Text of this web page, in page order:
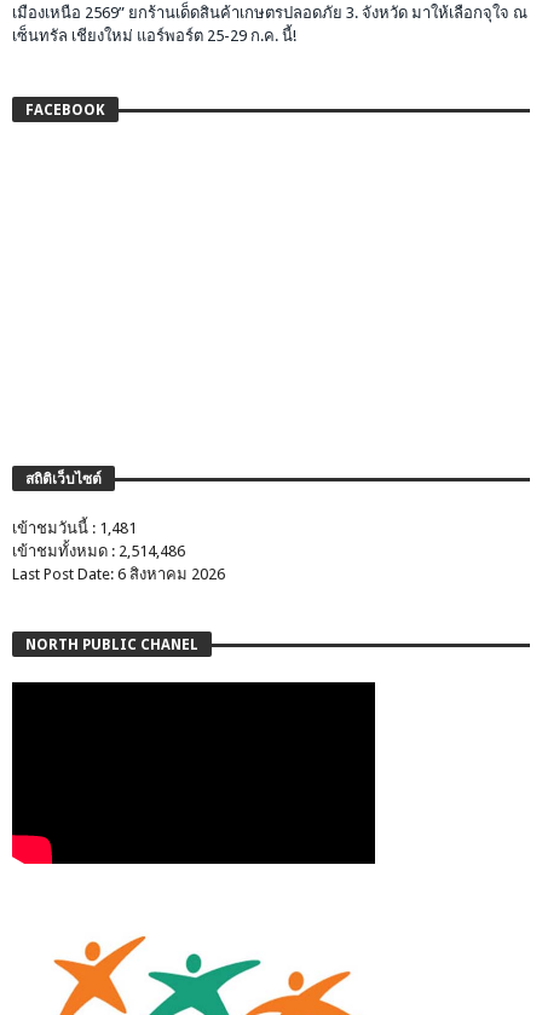
เมืองเหนือ 2569” ยกร้านเด็ดสินค้าเกษตรปลอดภัย 3. จังหวัด มาให้เลือกจุใจ ณ
เซ็นทรัล เชียงใหม่ แอร์พอร์ต 25-29 ก.ค. นี้!
FACEBOOK
สถิติเว็บไซต์
เข้าชมวันนี้ : 1,481
เข้าชมทั้งหมด : 2,514,486
Last Post Date: 6 สิงหาคม 2026
NORTH PUBLIC CHANEL